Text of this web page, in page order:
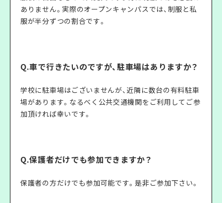
ありません。実際のオープンキャンパスでは、制服と私
服が半分ずつの割合です。
Q.車で行きたいのですが、駐車場はありますか？
学校に駐車場はございませんが、近隣に数台の有料駐車
場があります。なるべく公共交通機関をご利用してご参
加頂ければ幸いです。
Q.保護者だけでも参加できますか？
保護者の方だけでも参加可能です。是非ご参加下さい。